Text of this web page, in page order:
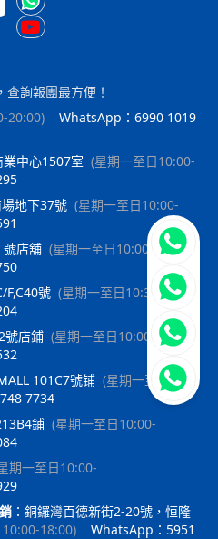
詢報團最方便！
20:00)
WhatsApp：6990 1019
中心1507室 (星期一至日10:00-
地下37號 (星期一至日10:00-
店舖 (星期一至日10:00-
F,C40號 (星期一至日10:30-
號店鋪 (星期一至日10:00-
101C7號铺 (星期一至日
7734
鋪 (星期一至日10:00-
期一至日10:00-
： 銅鑼灣百德新街2-20號，恒隆
18:00)
WhatsApp：5951
立即